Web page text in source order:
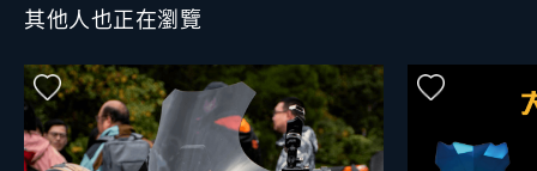
其他人也正在瀏覽